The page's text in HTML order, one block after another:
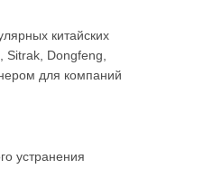
китайских
Dongfeng,
для компаний
устранения